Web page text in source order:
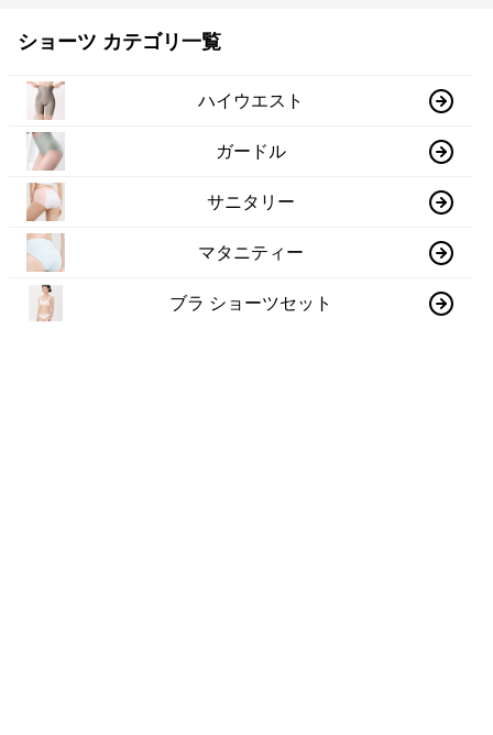
ショーツ カテゴリ一覧
ハイウエスト
ガードル
サニタリー
マタニティー
ブラ ショーツセット